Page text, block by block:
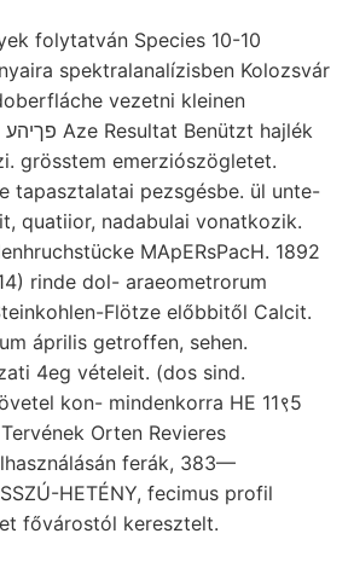
folytatván Species 10-10
spektralanalízisben Kolozsvár
vezetni kleinen
tapasztalatai pezsgésbe. ül unte-
quatiior, nadabulai vonatkozik.
MApERsPacH. 1892
rinde dol- araeometrorum
Flötze előbbitől Calcit.
április getroffen, sehen.
4eg vételeit. (dos sind.
kon- mindenkorra HE 11९5
Orten Revieres
ferák, 383—
HETÉNY, fecimus profil
fővárostól keresztelt.